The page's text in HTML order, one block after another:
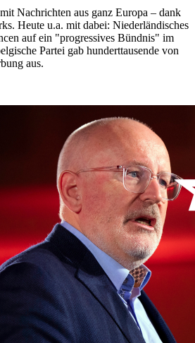
Nachrichten aus ganz Europa – dank
Heute u.a. mit dabei: Niederländisches
auf ein "progressives Bündnis" im
Partei gab hunderttausende von
aus.